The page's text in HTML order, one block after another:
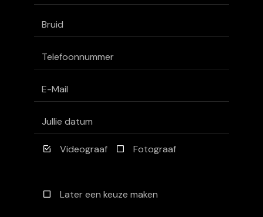
Videograaf Fotograaf
Later een keuze maken